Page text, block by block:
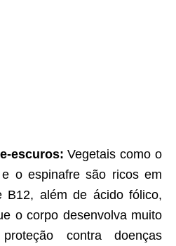
escuros: Vegetais como o
o espinafre são ricos em
B12, além de ácido fólico,
o corpo desenvolva muito
contra doenças